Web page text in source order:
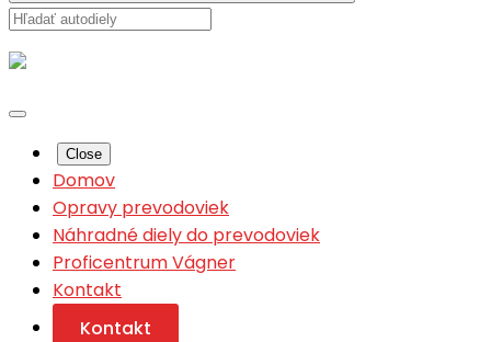
Close
Domov
Opravy prevodoviek
Náhradné diely do prevodoviek
Proficentrum Vágner
Kontakt
Kontakt